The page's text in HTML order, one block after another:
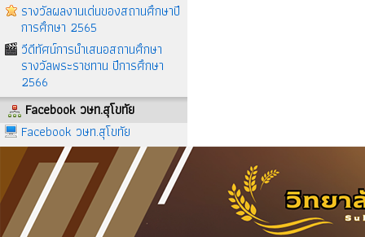
รางวัลผลงานเด่นของสถานศึกษาปี
การศึกษา 2565
วีดีทัศน์การนำเสนอสถานศึกษา
รางวัลพระราชทาน ปีการศึกษา
2566
Facebook วษท.สุโขทัย
Facebook วษท.สุโขทัย